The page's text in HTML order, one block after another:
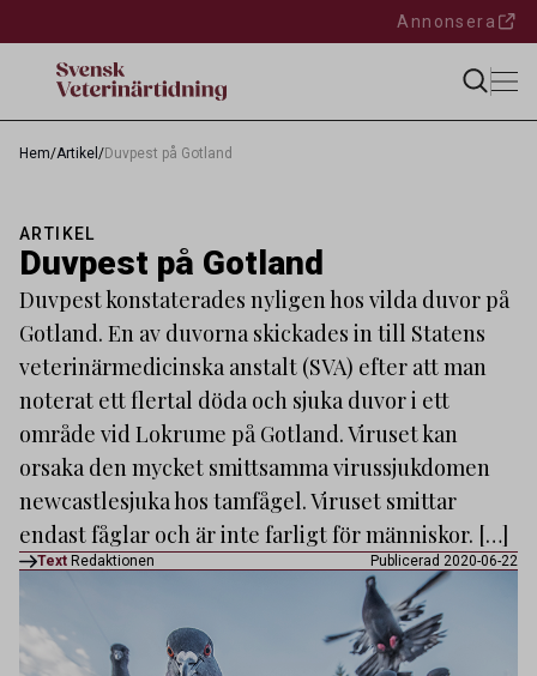
Annonsera
Hem/Artikel /Duvpest på Gotland
ARTIKEL
Duvpest på Gotland
Duvpest konstaterades nyligen hos vilda duvor på
Gotland. En av duvorna skickades in till Statens
veterinärmedicinska anstalt (SVA) efter att man
noterat ett flertal döda och sjuka duvor i ett
område vid Lokrume på Gotland. Viruset kan
orsaka den mycket smittsamma virussjukdomen
newcastlesjuka hos tamfågel. Viruset smittar
endast fåglar och är inte farligt för människor. […]
Text Redaktionen Publicerad 2020-06-22